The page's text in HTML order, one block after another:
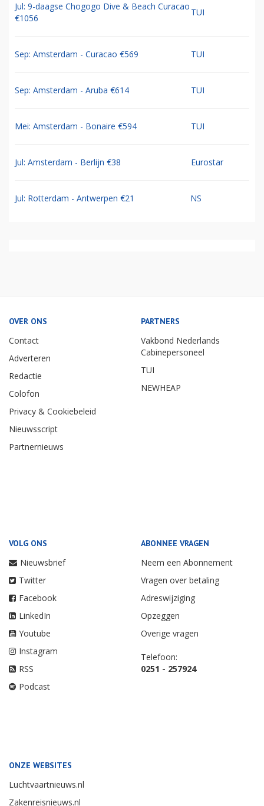
Jul: 9-daagse Chogogo Dive & Beach Curacao
€1056
TUI
Sep: Amsterdam - Curacao €569 TUI
Sep: Amsterdam - Aruba €614 TUI
Mei: Amsterdam - Bonaire €594 TUI
Jul: Amsterdam - Berlijn €38 Eurostar
Jul: Rotterdam - Antwerpen €21 NS
OVER ONS
Contact
Adverteren
Redactie
Colofon
Privacy & Cookiebeleid
Nieuwsscript
Partnernieuws
PARTNERS
Vakbond Nederlands
Cabinepersoneel
TUI
NEWHEAP
VOLG ONS
Nieuwsbrief
Twitter
Facebook
LinkedIn
Youtube
Instagram
RSS
Podcast
ABONNEE VRAGEN
Neem een Abonnement
Vragen over betaling
Adreswijziging
Opzeggen
Overige vragen
Telefoon:
0251 - 257924
ONZE WEBSITES
Luchtvaartnieuws.nl
Zakenreisnieuws.nl